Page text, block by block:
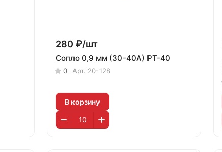
280 ₽/шт
Сопло 0,9 мм (30-40А) PT-40
0 Арт. 20-128
В корзину